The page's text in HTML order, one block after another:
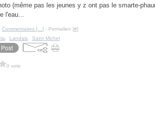
(même pas les jeunes y z ont pas le smarte-
l'eau...
Commentaires [ ] - Permalien [#]
Landais Saint Michel
0 vote